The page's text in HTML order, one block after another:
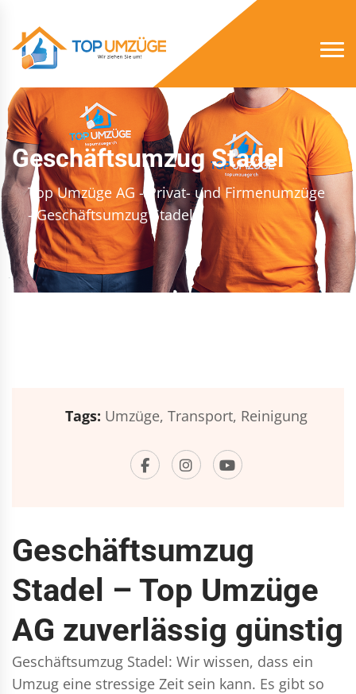
Geschäftsumzug Stadel
Top Umzüge AG - Privat- und Firmenumzüge
- Geschäftsumzug Stadel
Tags: Umzüge, Transport, Reinigung
Geschäftsumzug
Stadel – Top Umzüge
AG zuverlässig günstig
Geschäftsumzug Stadel: Wir wissen, dass ein
Umzug eine stressige Zeit sein kann. Es gibt so